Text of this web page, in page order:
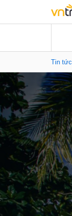
Tin tức